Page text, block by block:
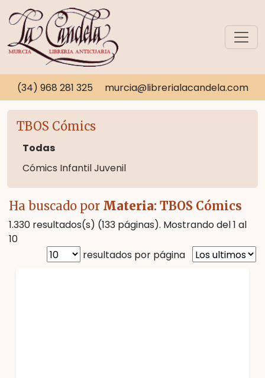
(34) 968 281 325 murcia@librerialacandela.com
TBOS Cómics
Todas
Cómics Infantil Juvenil
Ha buscado por Materia: TBOS Cómics
1.330 resultados(s) (133 páginas). Mostrando del 1 al
10
resultados por página